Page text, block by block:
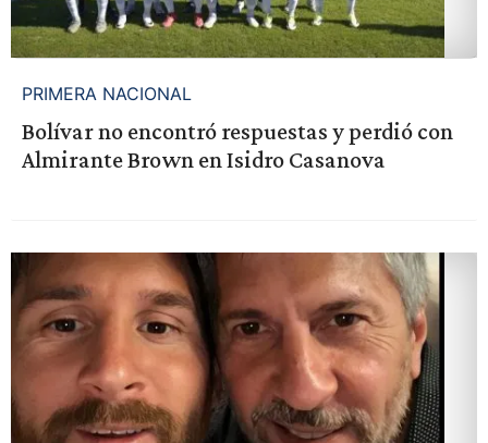
PRIMERA NACIONAL
Bolívar no encontró respuestas y perdió con
Almirante Brown en Isidro Casanova